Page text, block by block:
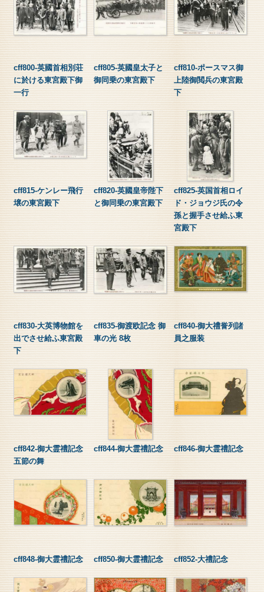
cff800-英國首相別荘
に於ける東宮殿下御
一行
cff805-英國皇太子と
御同乗の東宮殿下
cff810-ポースマス御
上陸御閲兵の東宮殿
下
cff815-ケンレー飛行
壌の東宮殿下
cff820-英國皇帝陛下
と御同乗の東宮殿下
cff825-英国首相ロイ
ド・ジョウジ氏の令
孫と握手させ給ふ東
宮殿下
cff830-大英博物館を
出でさせ給ふ東宮殿
下
cff835-御渡欧記念 御
車の光 8枚
cff840-御大禮誉列諸
員之服装
cff842-御大霊禮記念
五節の舞
cff844-御大霊禮記念 cff846-御大霊禮記念
cff848-御大霊禮記念 cff850-御大霊禮記念 cff852-大禮記念